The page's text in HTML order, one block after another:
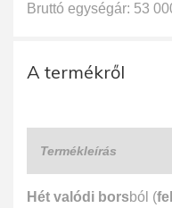
Bruttó egységár: 53
A termékről
Termékleírás
Hét valódi borsból (